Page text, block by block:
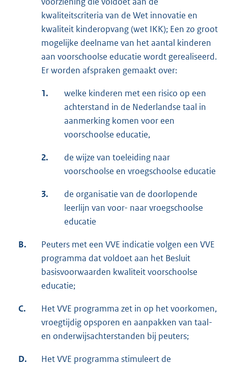
kwaliteitscriteria van de Wet innovatie en
kwaliteit kinderopvang (wet IKK); Een zo groot
mogelijke deelname van het aantal kinderen
aan voorschoolse educatie wordt gerealiseerd.
Er worden afspraken gemaakt over:
1.
welke kinderen met een risico op een
achterstand in de Nederlandse taal in
aanmerking komen voor een
voorschoolse educatie,
2.
de wijze van toeleiding naar
voorschoolse en vroegschoolse educatie
3.
de organisatie van de doorlopende
leerlijn van voor- naar vroegschoolse
educatie
B.
Peuters met een VVE indicatie volgen een VVE
programma dat voldoet aan het Besluit
basisvoorwaarden kwaliteit voorschoolse
educatie;
C.
Het VVE programma zet in op het voorkomen,
vroegtijdig opsporen en aanpakken van taal-
en onderwijsachterstanden bij peuters;
D.
Het VVE programma stimuleert de